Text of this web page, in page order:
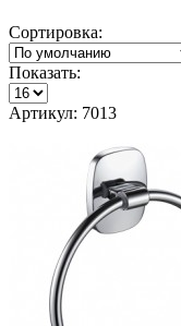
Сортировка:
Показать:
Артикул: 7013